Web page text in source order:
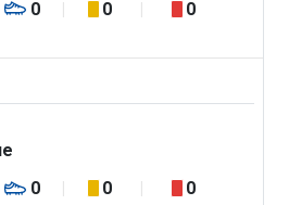
0 0 0
0 0 0